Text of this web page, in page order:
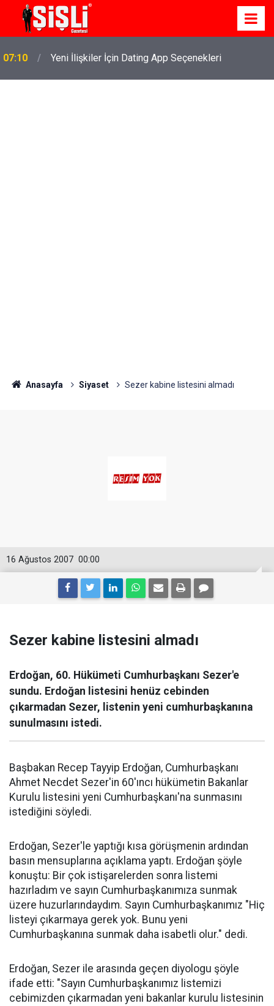
07:10 Yeni İlişkiler İçin Dating App Seçenekleri
Anasayfa Siyaset Sezer kabine listesini almadı
00:00
16 Ağustos 2007
Sezer kabine listesini almadı
Erdoğan, 60. Hükümeti Cumhurbaşkanı Sezer'e
sundu. Erdoğan listesini henüz cebinden
çıkarmadan Sezer, listenin yeni cumhurbaşkanına
sunulmasını istedi.
Başbakan Recep Tayyip Erdoğan, Cumhurbaşkanı
Ahmet Necdet Sezer'in 60'ıncı hükümetin Bakanlar
Kurulu listesini yeni Cumhurbaşkanı'na sunmasını
istediğini söyledi.
Erdoğan, Sezer'le yaptığı kısa görüşmenin ardından
basın mensuplarına açıklama yaptı. Erdoğan şöyle
konuştu: Bir çok istişarelerden sonra listemi
hazırladım ve sayın Cumhurbaşkanımıza sunmak
üzere huzurlarındaydım. Sayın Cumhurbaşkanımız "Hiç
listeyi çıkarmaya gerek yok. Bunu yeni
Cumhurbaşkanına sunmak daha isabetli olur." dedi.
Erdoğan, Sezer ile arasında geçen diyologu şöyle
ifade etti: "Sayın Cumhurbaşkanımız listemizi
cebimizden çıkarmadan yeni bakanlar kurulu listesinin